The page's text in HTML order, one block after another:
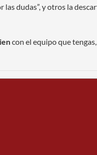
las dudas”, y otros la
con el equipo que